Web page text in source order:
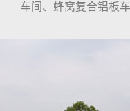
车间、蜂窝复合铝板